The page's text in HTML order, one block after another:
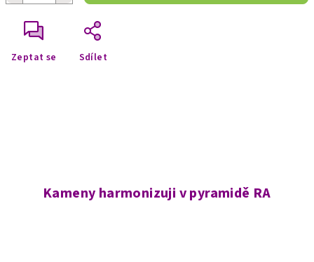
Zeptat se Sdílet
Kameny harmonizuji v pyramidě RA